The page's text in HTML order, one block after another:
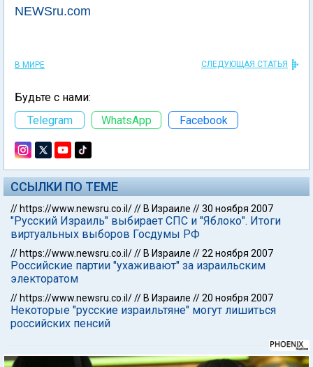
NEWSru.com
В МИРЕ СЛЕДУЮЩАЯ СТАТЬЯ
Будьте с нами:
Telegram
WhatsApp Facebook
ССЫЛКИ ПО ТЕМЕ
// https://www.newsru.co.il/// В Израиле //30 ноября 2007
"Русский Израиль" выбирает СПС и "Яблоко". Итоги
виртуальных выборов Госдумы РФ
// https://www.newsru.co.il/// В Израиле //22 ноября 2007
Российские партии "ухаживают" за израильским
электоратом
// https://www.newsru.co.il/// В Израиле //20 ноября 2007
Некоторые "русские израильтяне" могут лишиться
российских пенсий